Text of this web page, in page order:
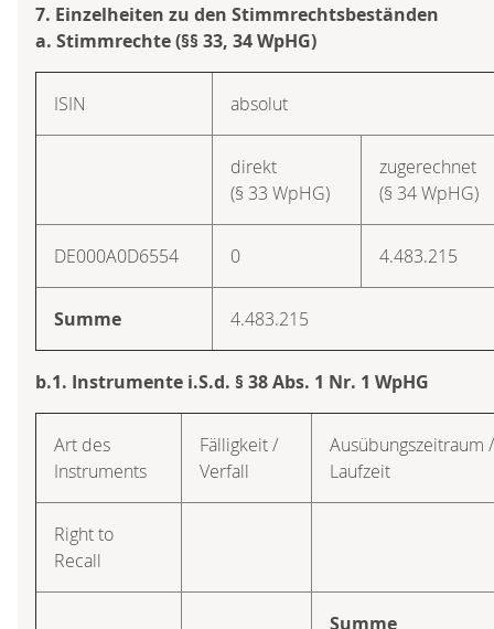
7. Einzelheiten zu den Stimmrechtsbeständen
a. Stimmrechte (§§ 33, 34 WpHG)
ISIN absolut
direkt
(§ 33 WpHG)
zugerechnet
(§ 34 WpHG)
DE000A0D6554 0 4.483.215
Summe 4.483.215
b.1. Instrumente i.S.d. § 38 Abs. 1 Nr. 1 WpHG
Art des
Instruments
Fälligkeit /
Verfall
Ausübungs­zeitraum /
Laufzeit
Right to
Recall
Summe